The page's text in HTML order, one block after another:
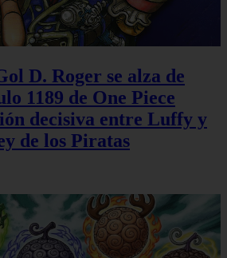
D. Roger se alza de
1189 de One Piece
decisiva entre Luffy y
de los Piratas